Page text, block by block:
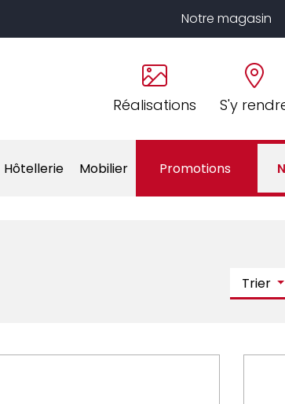
Réalisations S'y
Notre magasin
Hôtellerie Mobilier Promotions
Trier